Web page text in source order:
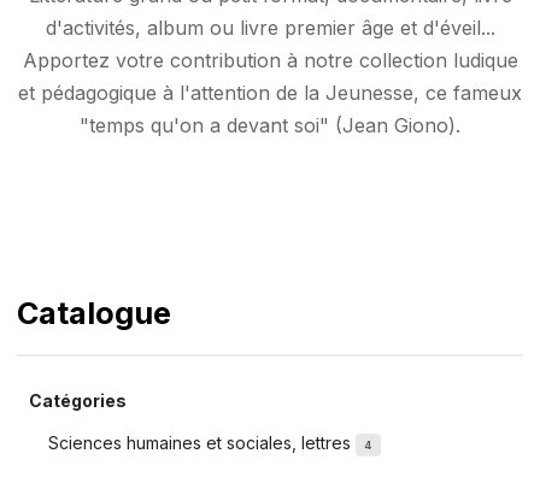
d'activités, album ou livre premier âge et d'éveil...
Apportez votre contribution à notre collection ludique
et pédagogique à l'attention de la Jeunesse, ce fameux
"temps qu'on a devant soi" (Jean Giono).
Catalogue
Catégories
Sciences humaines et sociales, lettres 4